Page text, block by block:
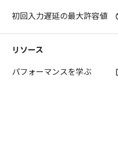
初回入力遅延の最大許容値
リソース
パフォーマンスを学ぶ